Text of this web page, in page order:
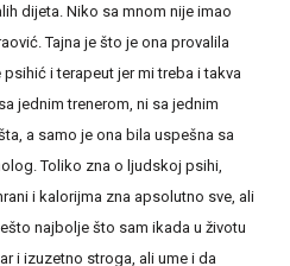
dijeta. Niko sa mnom nije imao
Tajna je što je ona provalila
i terapeut jer mi treba i takva
jednim trenerom, ni sa jednim
a samo je ona bila uspešna sa
Toliko zna o ljudskoj psihi,
i kalorijma zna apsolutno sve, ali
najbolje što sam ikada u životu
i izuzetno stroga, ali ume i da